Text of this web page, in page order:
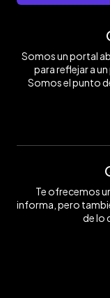
Somos un portal
para reflejar a un
Somos el punto
Te ofrecemos
informa, pero
de lo